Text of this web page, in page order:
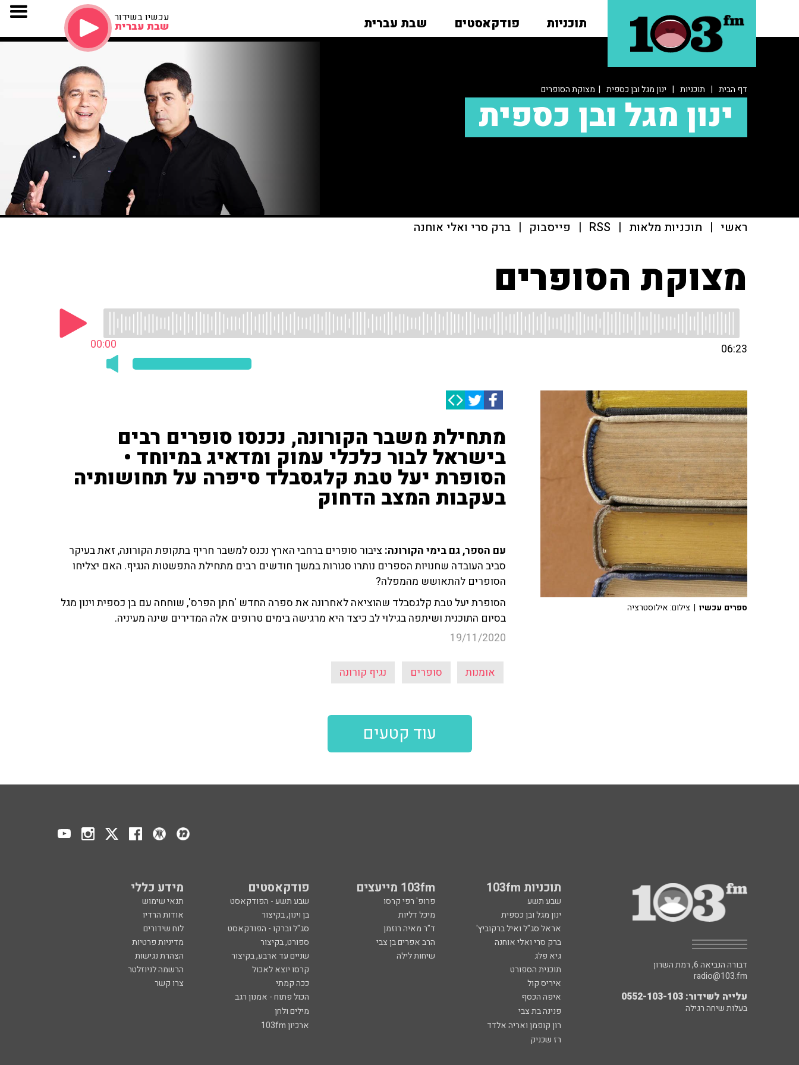
תוכניות פודקאסטים שבת עברית עכשיו בשידור
שבת עברית
דף הבית | תוכניות | ינון מגל ובן כספית | מצוקת הסופרים
ינון מגל ובן כספית
ראשי | תוכניות מלאות |
RSS
| פייסבוק | ברק סרי ואלי אוחנה
מצוקת הסופרים
00:00 06:23
מתחילת משבר הקורונה, נכנסו סופרים רבים
בישראל לבור כלכלי עמוק ומדאיג במיוחד •
הסופרת יעל טבת קלגסבלד סיפרה על תחושותיה
בעקבות המצב הדחוק
עם הספר, גם בימי הקורונה: ציבור סופרים ברחבי הארץ נכנס למשבר חריף בתקופת הקורונה, זאת בעיקר
סביב העובדה שחנויות הספרים נותרו סגורות במשך חודשים רבים מתחילת התפשטות הנגיף. האם יצליחו
הסופרים להתאושש מהמפלה?
הסופרת יעל טבת קלגסבלד שהוציאה לאחרונה את ספרה החדש 'חתן הפרס', שוחחה עם בן כספית וינון מגל
בסיום התוכנית ושיתפה בגילוי לב כיצד היא מרגישה בימים טרופים אלה המדירים שינה מעיניה.
19/11/2020
אומנות סופרים נגיף קורונה
ספרים עכשיו | צילום: אילוסטרציה
עוד קטעים
תוכניות 103fm 103fm מייעצים פודקאסטים מידע כללי
שבע תשע פרופ' רפי קרסו שבע תשע - הפודקאסט
תנאי שימוש
ינון מגל ובן כספית
מיכל דליות בן וינון, בקיצור
אודות הרדיו
אראל סג"ל ואיל ברקוביץ'
ד"ר מאיה רוזמן סג"ל וברקו - הפודקאסט
לוח שידורים
ברק סרי ואלי אוחנה
הרב אפרים בן צבי ספורט, בקיצור
מדיניות פרטיות
גיא פלג
שיחות לילה שניים עד ארבע, בקיצור
הצהרת נגישות
תוכנית הספורט
קרסו יוצא לאכול
הרשמה לניוזלטר
איריס קול
ככה קמתי
צרו קשר
איפה הכסף
הכול פתוח - אמנון רגב
פנינה בת צבי
מילים ולחן
רון קופמן ואריה אלדד
ארכיון 103fm
רז שכניק
דבורה הנביאה 6, רמת השרון
radio@103.fm
עלייה לשידור: 0552-103-103
בעלות שיחה רגילה